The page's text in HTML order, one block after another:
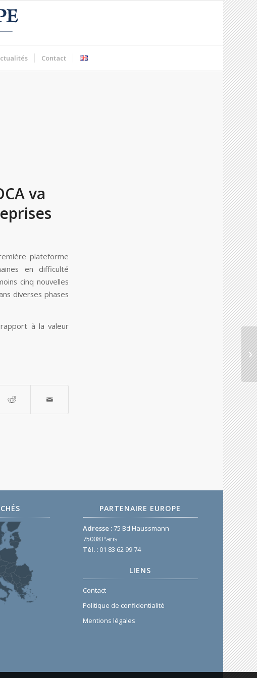
Contact
va
plateforme
en difficulté
cinq nouvelles
diverses phases
à la valeur
PARTENAIRE EUROPE
Adresse :75 Bd Haussmann
75008 Paris
Tél. : 01 83 62 99 74
LIENS
Contact
Politique de confidentialité
Mentions légales